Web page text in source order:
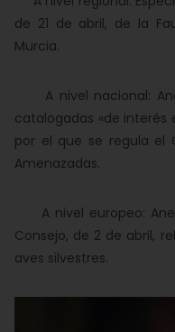
de 21 de abril, de la
Murcia.
A nivel nacional:
catalogadas «de interés
por el que se regula el
Amenazadas.
A nivel europeo:
Consejo, de 2 de abril,
aves silvestres.